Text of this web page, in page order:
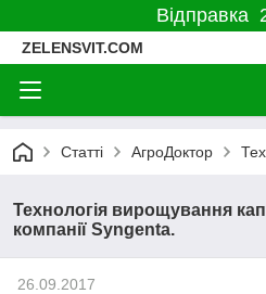
Відправка
ZELENSVIT.COM
Статті АгроДоктор
Технологія вирощування
компанії Syngenta.
26.09.2017